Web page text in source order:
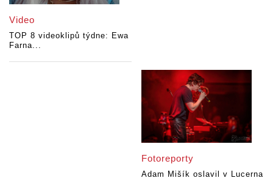
Video
TOP 8 videoklipů týdne: Ewa
Farna...
Fotoreporty
Adam Mišík oslavil v Lucerna